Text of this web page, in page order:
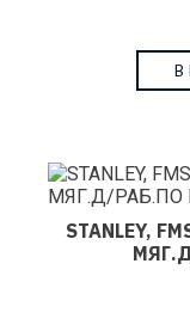
В
STANLEY,